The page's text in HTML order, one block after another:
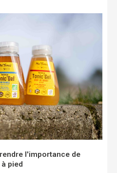
l'importance de
pied